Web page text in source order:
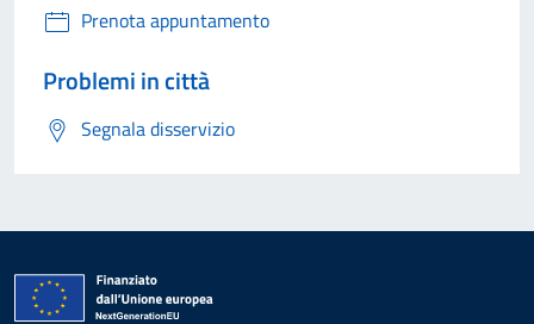
Prenota appuntamento
Problemi in città
Segnala disservizio